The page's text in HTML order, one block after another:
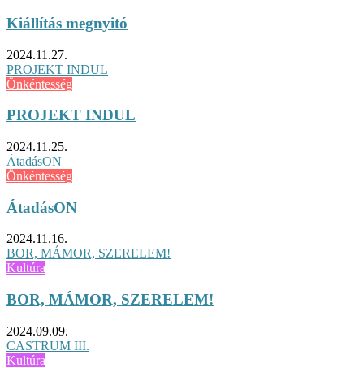
Kiállítás megnyitó
2024.11.27.
PROJEKT INDUL
Önkéntesség
PROJEKT INDUL
2024.11.25.
ÁtadásON
Önkéntesség
ÁtadásON
2024.11.16.
BOR, MÁMOR, SZERELEM!
Kultúra
BOR, MÁMOR, SZERELEM!
2024.09.09.
CASTRUM III.
Kultúra